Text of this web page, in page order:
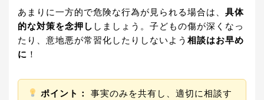
あまりに一方的で危険な行為が見られる場合は、 具体
的な対策を念押し しましょう。子どもの傷が深くなっ
たり、意地悪が常習化したりしないよう 相談はお早め
に ！
ポイント：
事実のみを共有し、適切に相談す